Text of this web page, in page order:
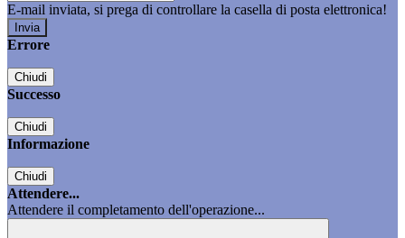
E-mail inviata, si prega di controllare la casella di posta elettronica!
Errore
Chiudi
Successo
Chiudi
Informazione
Chiudi
Attendere...
Attendere il completamento dell'operazione...